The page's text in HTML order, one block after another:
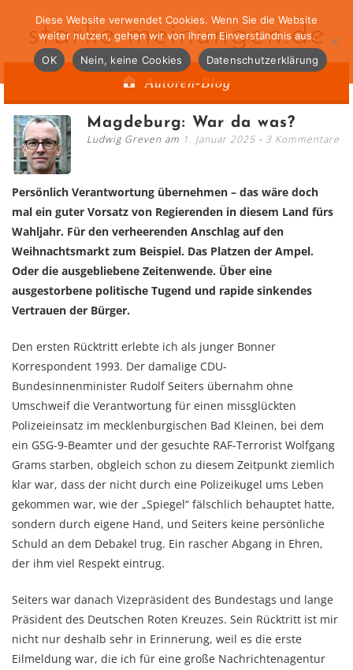
starke-meinungen.de
Autoren-Blog
Magdeburg: War da was?
Ludwig Greven am 1. Januar 2025 3 Kommentare
Persönlich Verantwortung übernehmen – das wäre doch
mal ein guter Vorsatz von Regierenden in diesem Land fürs
Wahljahr. Für den verheerenden Anschlag auf den
Weihnachtsmarkt zum Beispiel. Das Platzen der Ampel.
Oder die ausgebliebene Zeitenwende. Über eine
ausgestorbene politische Tugend und rapide sinkendes
Vertrauen der Bürger.
Den ersten Rücktritt erlebte ich als junger Bonner
Korrespondent 1993. Der damalige CDU-
Bundesinnenminister Rudolf Seiters übernahm ohne
Umschweif die Verantwortung für einen missglückten
Polizeieinsatz im mecklenburgischen Bad Kleinen, bei dem
ein GSG-9-Beamter und der gesuchte RAF-Terrorist Wolfgang
Grams starben, obgleich schon zu diesem Zeitpunkt ziemlich
klar war, dass der nicht durch eine Polizeikugel ums Leben
gekommen war, wie der „Spiegel“ fälschlich behauptet hatte,
sondern durch eigene Hand, und Seiters keine persönliche
Schuld an dem Debakel trug. Ein rascher Abgang in Ehren,
der ihm viel Respekt eintrug.
Seiters war danach Vizepräsident des Bundestags und lange
Präsident des Deutschen Roten Kreuzes. Sein Rücktritt ist mir
nicht nur deshalb sehr in Erinnerung, weil es die erste
Eilmeldung war, die ich für eine große Nachrichtenagentur
Diese Website verwendet Cookies. Wenn Sie die Website
weiter nutzen, gehen wir von Ihrem Einverständnis aus.
OK
Nein, keine Cookies Datenschutzerklärung